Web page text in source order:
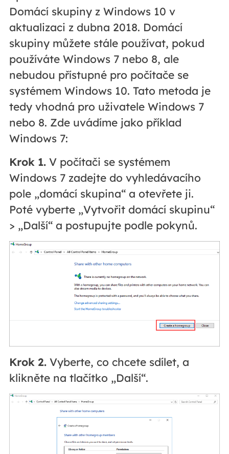
Domácí skupiny z Windows 10 v
aktualizaci z dubna 2018. Domácí
skupiny můžete stále používat, pokud
používáte Windows 7 nebo 8, ale
nebudou přístupné pro počítače se
systémem Windows 10. Tato metoda je
tedy vhodná pro uživatele Windows 7
nebo 8. Zde uvádíme jako příklad
Windows 7:
Krok 1.V počítači se systémem
Windows 7 zadejte do vyhledávacího
pole „domácí skupina“ a otevřete ji.
Poté vyberte „Vytvořit domácí skupinu“
> „Další“ a postupujte podle pokynů.
Krok 2.Vyberte, co chcete sdílet, a
klikněte na tlačítko „Další“.